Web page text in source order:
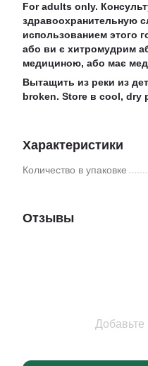
For adults only.
здравоохранительную
использованием этого
або ви є хитромудрим
медициною, або має
Вытащить из реки из
broken. Store в cool, dry
Характеристики
Количество в упаковке
Отзывы